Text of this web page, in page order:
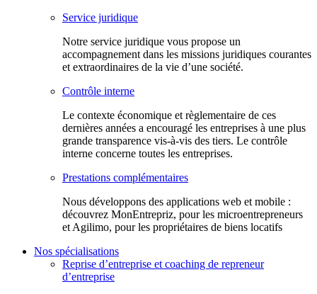
Service juridique
Notre service juridique vous propose un
accompagnement dans les missions juridiques courantes
et extraordinaires de la vie d’une société.
Contrôle interne
Le contexte économique et règlementaire de ces
dernières années a encouragé les entreprises à une plus
grande transparence vis-à-vis des tiers. Le contrôle
interne concerne toutes les entreprises.
Prestations complémentaires
Nous développons des applications web et mobile :
découvrez MonEntrepriz, pour les microentrepreneurs
et Agilimo, pour les propriétaires de biens locatifs
Nos spécialisations
Reprise d’entreprise et coaching de repreneur
d’entreprise